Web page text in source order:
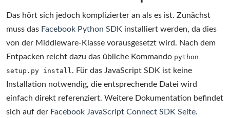
Das hört sich jedoch komplizierter an als es ist. Zunächst
muss das Facebook Python SDK installiert werden, da dies
von der Middleware-Klasse vorausgesetzt wird. Nach dem
Entpacken reicht dazu das übliche Kommando python
setup.py install. Für das JavaScript SDK ist keine
Installation notwendig, die entsprechende Datei wird
einfach direkt referenziert. Weitere Dokumentation befindet
sich auf der Facebook JavaScript Connect SDK Seite.